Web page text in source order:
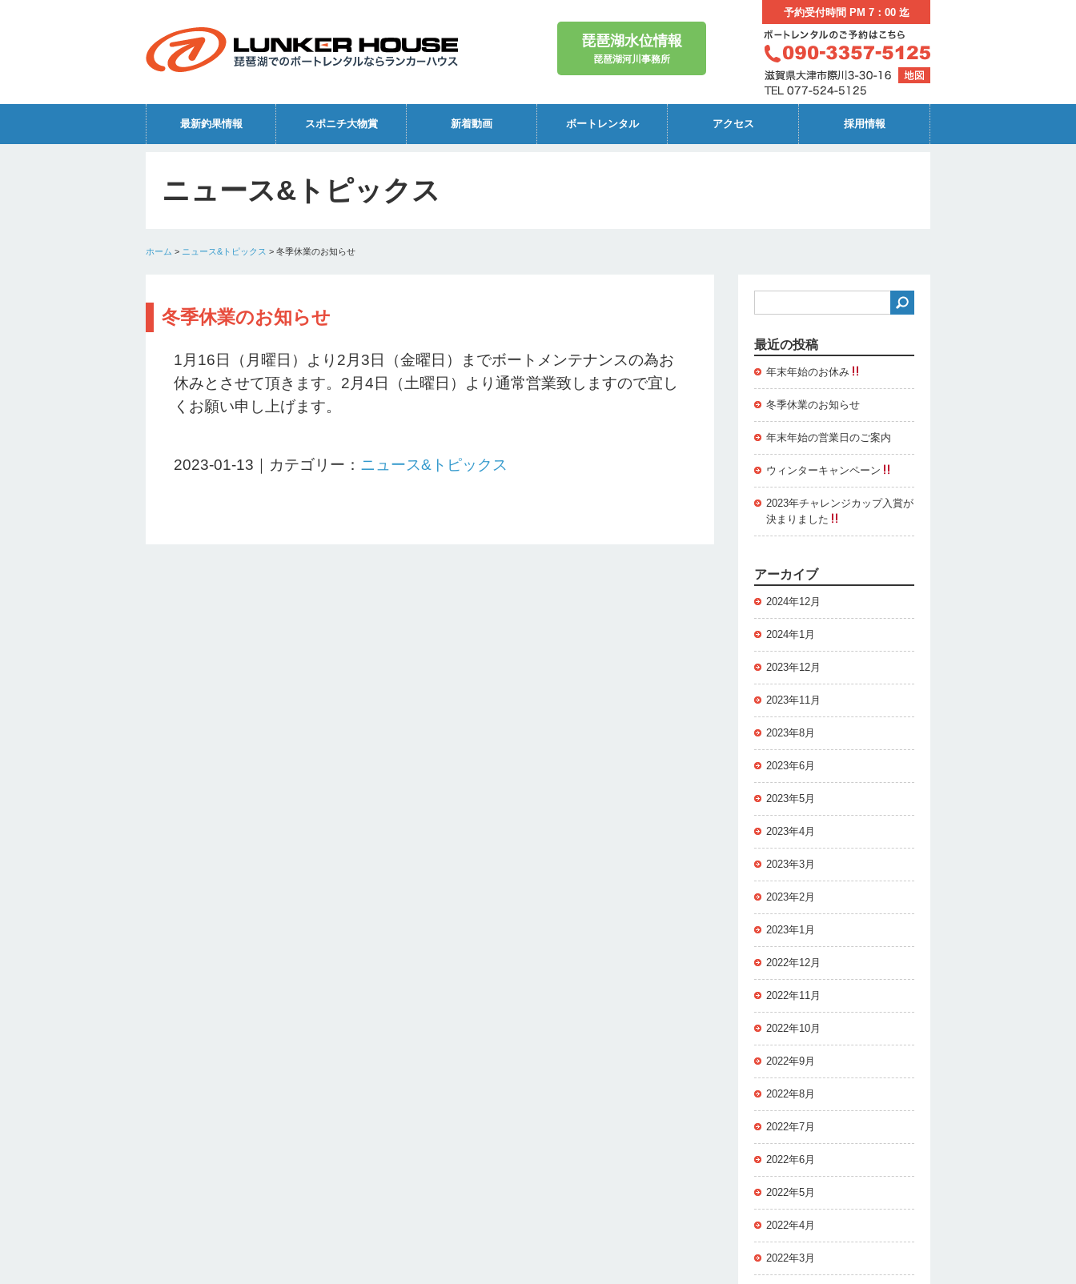
予約受付時間 PM 7：00 迄
琵琶湖水位情報
琵琶湖河川事務所
最新釣果情報 スポニチ大物賞 新着動画 ボートレンタル アクセス 採用情報
ニュース&トピックス
ホーム > ニュース&トピックス > 冬季休業のお知らせ
冬季休業のお知らせ
1月16日（月曜日）より2月3日（金曜日）までボートメンテナンスの為お
休みとさせて頂きます。2月4日（土曜日）より通常営業致しますので宜し
くお願い申し上げます。
2023-01-13｜カテゴリー： ニュース&トピックス
最近の投稿
年末年始のお休み
冬季休業のお知らせ
年末年始の営業日のご案内
ウィンターキャンペーン
2023年チャレンジカップ入賞が
決まりました
アーカイブ
2024年12月
2024年1月
2023年12月
2023年11月
2023年8月
2023年6月
2023年5月
2023年4月
2023年3月
2023年2月
2023年1月
2022年12月
2022年11月
2022年10月
2022年9月
2022年8月
2022年7月
2022年6月
2022年5月
2022年4月
2022年3月